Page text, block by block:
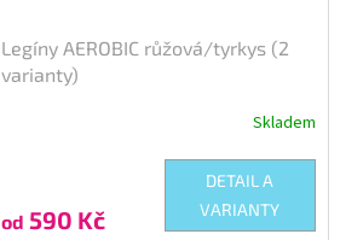
Legíny AEROBIC růžová/tyrkys (2
varianty)
5,0
Skladem
od 590 Kč
DETAIL A
VARIANTY